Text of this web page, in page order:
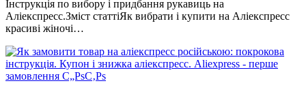
Інструкція по вибору і придбання рукавиць на
Аліекспресс.Зміст статтіЯк вибрати і купити на Аліекспресс
красиві жіночі…